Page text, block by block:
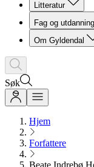
Litteratur
Fag og utdanning
Om Gyldendal
Søk
Hjem
Forfattere
Beate Indrebø